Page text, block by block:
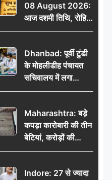
08 August 2026:
आज दशमी तिथि, रोहिणी
नक्षत्र और सर्वार्थसिद्धि
शुभ मुहूर्त
Dhanbad: पूर्वी टुंडी
के मोहलीडीह पंचायत
सचिवालय में लगा
निःशुल्क स्वास्थ्य जांच
उठाया लाभ
Maharashtra: बड़े
कपड़ा कारोबारी की तीन
बेटियां, करोड़ों की
कमाई… फिर भी पिता
अंतिम दिन, 5100 रुपये
Indore: 27 से ज्यादा